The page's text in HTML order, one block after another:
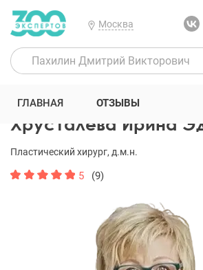
Москва
300 Экспертов Пластические хирурги
Хрусталева Ирина
Пластический хирург, д.м.н.
5 (9)
ГЛАВНАЯ ОТЗЫВЫ